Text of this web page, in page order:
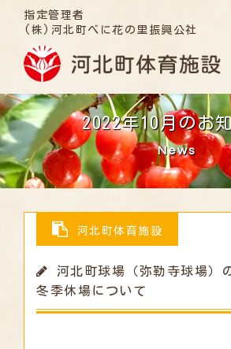
指定管理者
(株)河北町べに花の里振興公社
2022年10月のお
News
河北町体育施設
河北町球場（弥勒寺球場）
冬季休場について